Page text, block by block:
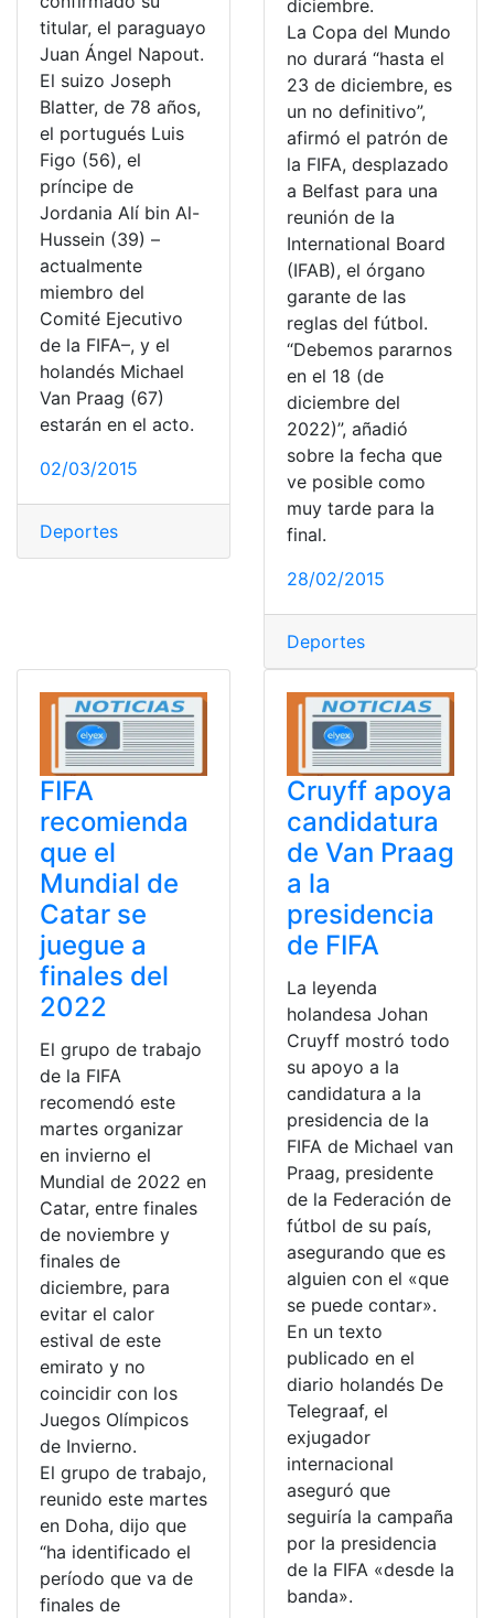
titular, el paraguayo
Juan Ángel Napout.
El suizo Joseph
Blatter, de 78 años,
el portugués Luis
Figo (56), el
príncipe de
Jordania Alí bin Al-
Hussein (39) –
actualmente
miembro del
Comité Ejecutivo
de la FIFA–, y el
holandés Michael
Van Praag (67)
estarán en el acto.
02/03/2015
Deportes
diciembre.
La Copa del Mundo
no durará “hasta el
23 de diciembre, es
un no definitivo”,
afirmó el patrón de
la FIFA, desplazado
a Belfast para una
reunión de la
International Board
(IFAB), el órgano
garante de las
reglas del fútbol.
“Debemos pararnos
en el 18 (de
diciembre del
2022)”, añadió
sobre la fecha que
ve posible como
muy tarde para la
final.
28/02/2015
Deportes
FIFA
recomienda
que el
Mundial de
Catar se
juegue a
finales del
2022
El grupo de trabajo
de la FIFA
recomendó este
martes organizar
en invierno el
Mundial de 2022 en
Catar, entre finales
de noviembre y
finales de
diciembre, para
evitar el calor
estival de este
emirato y no
coincidir con los
Juegos Olímpicos
de Invierno.
El grupo de trabajo,
reunido este martes
en Doha, dijo que
“ha identificado el
período que va de
finales de
Cruyff apoya
candidatura
de Van Praag
a la
presidencia
de FIFA
La leyenda
holandesa Johan
Cruyff mostró todo
su apoyo a la
candidatura a la
presidencia de la
FIFA de Michael van
Praag, presidente
de la Federación de
fútbol de su país,
asegurando que es
alguien con el «que
se puede contar».
En un texto
publicado en el
diario holandés De
Telegraaf, el
exjugador
internacional
aseguró que
seguiría la campaña
por la presidencia
de la FIFA «desde la
banda».